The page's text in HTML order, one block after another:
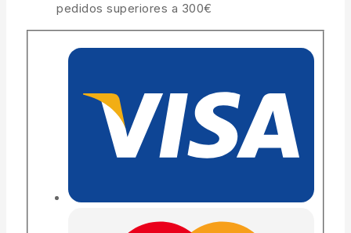
pedidos superiores a 300€